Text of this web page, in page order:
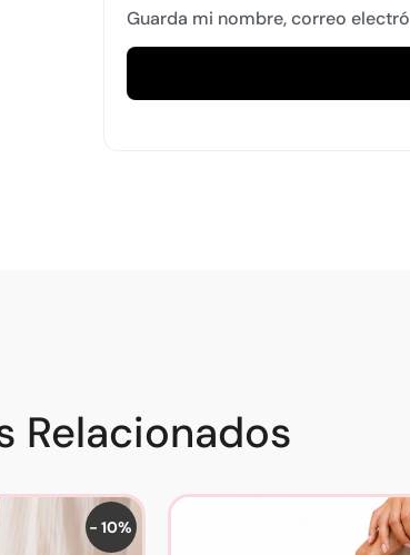
Guarda mi nombre, correo
Relacionados
- 10%